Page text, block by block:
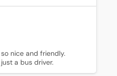
nice and friendly.
a bus driver.